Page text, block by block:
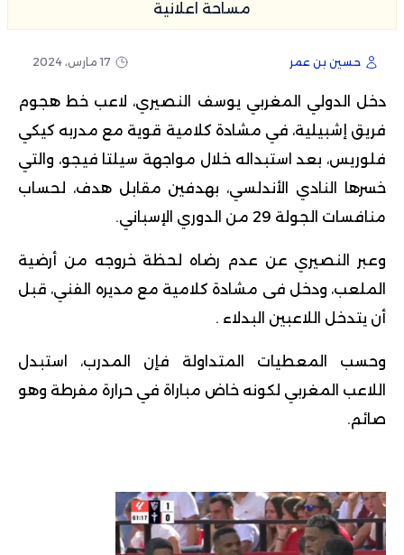
مساحة اعلانية
حسين بن عمر 17 مارس، 2024
دخل الدولي المغربي يوسف النصيري، لاعب خط هجوم
فريق إشبيلية، في مشادة كلامية قوية مع مدربه كيكي
فلوريس، بعد استبداله خلال مواجهة سيلتا فيجو، والتي
خسرها النادي الأندلسي، بهدفين مقابل هدف، لحساب
منافسات الجولة 29 من الدوري الإسباني.
وعبر النصيري عن عدم رضاه لحظة خروجه من أرضية
الملعب، ودخل فى مشادة كلامية مع مديره الفني، قبل
أن يتدخل اللاعبين البدلاء .
وحسب المعطيات المتداولة فإن المدرب، استبدل
اللاعب المغربي لكونه خاض مباراة في حرارة مفرطة وهو
صائم.